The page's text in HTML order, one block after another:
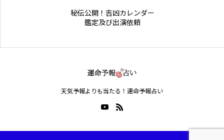
秘伝公開！吉凶カレンダー
鑑定及び出演依頼
天気予報よりも当たる！運命予報占い